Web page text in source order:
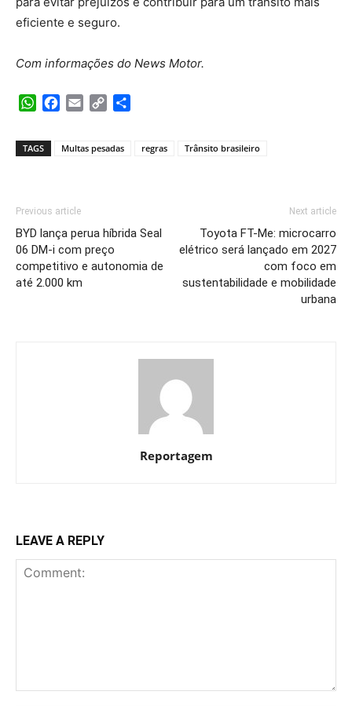
eficiente e seguro.
Com informações do News Motor.
WhatsApp
Facebook
Email Copy
TAGS Multas pesadas regras Trânsito brasileiro
Previous article
BYD lança perua híbrida Seal
06 DM-i com preço
competitivo e autonomia de
até 2.000 km
Next article
Toyota FT-Me: microcarro
elétrico será lançado em 2027
com foco em
sustentabilidade e mobilidade
urbana
Reportagem
LEAVE A REPLY